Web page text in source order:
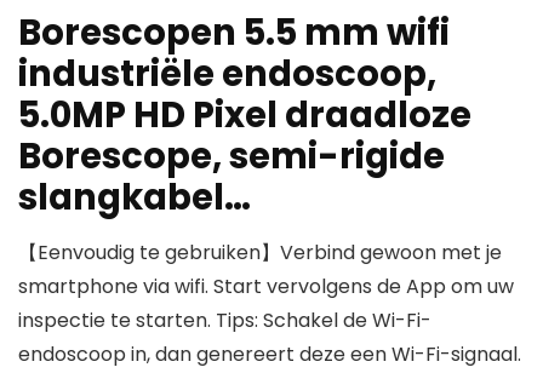
Borescopen 5.5 mm wifi
industriële endoscoop,
5.0MP HD Pixel draadloze
Borescope, semi-rigide
slangkabel…
【Eenvoudig te gebruiken】Verbind gewoon met je
smartphone via wifi. Start vervolgens de App om uw
inspectie te starten. Tips: Schakel de Wi-Fi-
endoscoop in, dan genereert deze een Wi-Fi-signaal.